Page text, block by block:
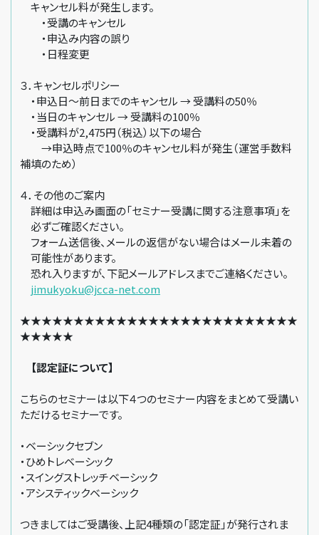
キャンセル料が発生します。
・受講のキャンセル
・申込み内容の誤り
・日程変更
３．キャンセルポリシー
・申込日～前日までのキャンセル → 受講料の50％
・当日のキャンセル → 受講料の100％
・受講料が2,475円（税込）以下の場合
→申込時点で100％のキャンセル料が発生（運営手数料
補填のため）
４．その他のご案内
詳細は申込み画面の「セミナー受講に関する注意事項」を
必ずご確認ください。
フォーム送信後、メールの返信がない場合はメール未着の
可能性があります。
恐れ入りますが、下記メールアドレスまでご連絡ください。
jimukyoku@jcca-net.com
★★★★★★★★★★★★★★★★★★★★★★★★★★
★★★★★
【認定証について】
こちらのセミナーは以下４つのセミナー内容をまとめて受講い
ただけるセミナーです。
・ベーシックセブン
・ひめトレベーシック
・スイングストレッチベーシック
・アシスティックベーシック
つきましてはご受講後、上記4種類の「認定証」が発行されま